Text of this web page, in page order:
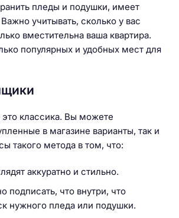
пледы и подушки, имеет
учитывать, сколько у вас
вместительна ваша квартира.
популярных и удобных мест для
классика. Вы можете
в магазине варианты, так и
такого метода в том, что:
аккуратно и стильно.
подписать, что внутри, что
нужного пледа или подушки.